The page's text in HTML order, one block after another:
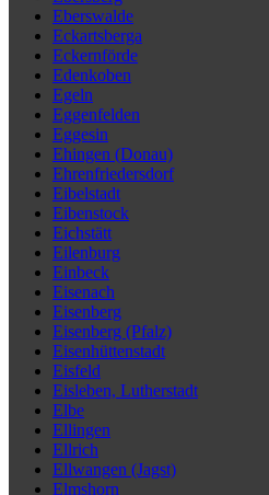
Eberswalde
Eckartsberga
Eckernförde
Edenkoben
Egeln
Eggenfelden
Eggesin
Ehingen (Donau)
Ehrenfriedersdorf
Eibelstadt
Eibenstock
Eichstätt
Eilenburg
Einbeck
Eisenach
Eisenberg
Eisenberg (Pfalz)
Eisenhüttenstadt
Eisfeld
Eisleben, Lutherstadt
Elbe
Ellingen
Ellrich
Ellwangen (Jagst)
Elmshorn